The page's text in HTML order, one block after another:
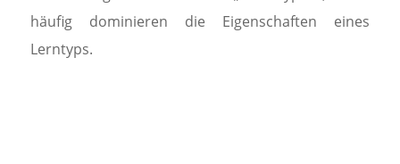
häufig dominieren die Eigenschaften eines
Lerntyps.